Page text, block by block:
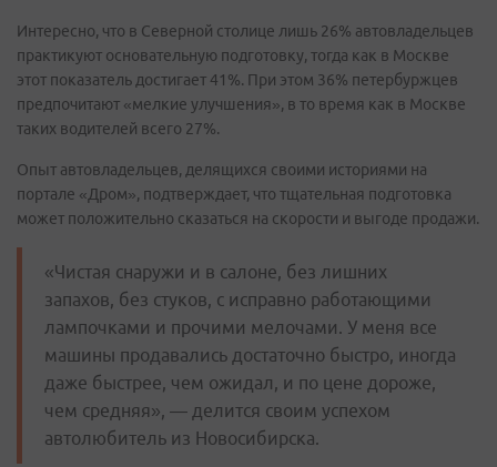
Интересно, что в Северной столице лишь 26% автовладельцев
практикуют основательную подготовку, тогда как в Москве
этот показатель достигает 41%. При этом 36% петербуржцев
предпочитают «мелкие улучшения», в то время как в Москве
таких водителей всего 27%.
Опыт автовладельцев, делящихся своими историями на
портале «Дром», подтверждает, что тщательная подготовка
может положительно сказаться на скорости и выгоде продажи.
«Чистая снаружи и в салоне, без лишних
запахов, без стуков, с исправно работающими
лампочками и прочими мелочами. У меня все
машины продавались достаточно быстро, иногда
даже быстрее, чем ожидал, и по цене дороже,
чем средняя», — делится своим успехом
автолюбитель из Новосибирска.